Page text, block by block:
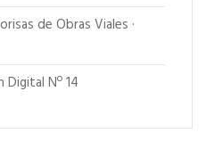
de Obras Viales ·
Nº 14